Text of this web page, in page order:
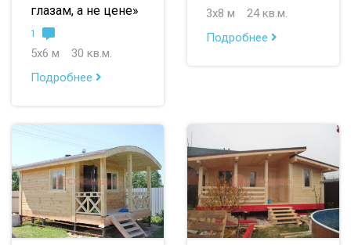
глазам, а не цене»
1
5х6 м
30 кв.м.
Подробнее
3х8 м
24 кв.м.
Подробнее